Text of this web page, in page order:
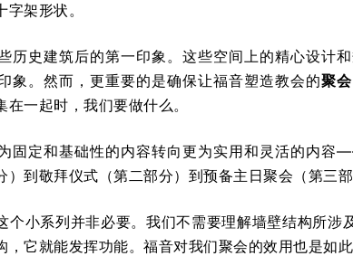
架形状。
历史建筑后的第一印象。这些空间上的精心设计
象。然而，更重要的是确保让福音塑造教会的聚会
一起时，我们要做什么。
固定和基础性的内容转向更为实用和灵活的内容
）到敬拜仪式（第二部分）到预备主日聚会（第三
个小系列并非必要。我们不需要理解墙壁结构所
，它就能发挥功能。福音对我们聚会的效用也是如此